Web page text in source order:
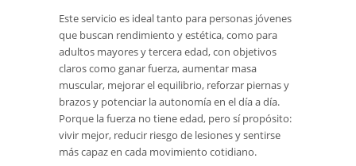
Este servicio es ideal tanto para personas jóvenes
que buscan rendimiento y estética, como para
adultos mayores y tercera edad, con objetivos
claros como ganar fuerza, aumentar masa
muscular, mejorar el equilibrio, reforzar piernas y
brazos y potenciar la autonomía en el día a día.
Porque la fuerza no tiene edad, pero sí propósito:
vivir mejor, reducir riesgo de lesiones y sentirse
más capaz en cada movimiento cotidiano.